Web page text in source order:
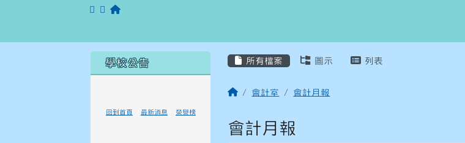
花蓮縣立富源國民中學
左邊區域內容
學校公告
回到首頁 最新消息 榮譽榜
主內容區域
所有檔案 圖示 列表
回首頁會計室 會計月報
會計月報